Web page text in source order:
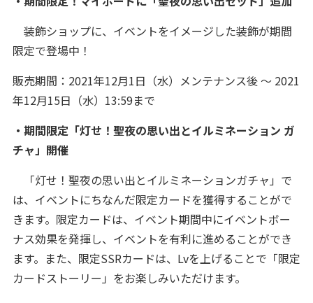
装飾ショップに、イベントをイメージした装飾が期間
限定で登場中！
販売期間：2021年12月1日（水）メンテナンス後 ～ 2021
年12月15日（水）13:59まで
・期間限定「灯せ！聖夜の思い出とイルミネーション ガ
チャ」開催
「灯せ！聖夜の思い出とイルミネーションガチャ」で
は、イベントにちなんだ限定カードを獲得することがで
きます。限定カードは、イベント期間中にイベントボー
ナス効果を発揮し、イベントを有利に進めることができ
ます。また、限定SSRカードは、Lvを上げることで「限定
カードストーリー」をお楽しみいただけます。